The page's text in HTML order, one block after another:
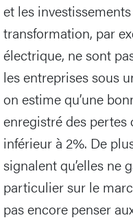
et les
transformation, par
électrique, ne sont
les entreprises sous
on estime qu’une
enregistré des
inférieur à 2%. De
signalent qu’elles ne
particulier sur le
pas encore penser